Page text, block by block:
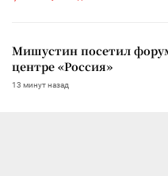
Мишустин посетил
центре «Россия»
13 минут назад